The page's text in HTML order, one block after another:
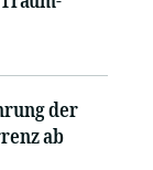
der
ab